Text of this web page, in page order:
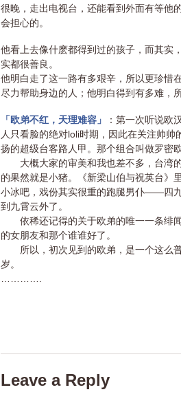
很晚，走出电视台，还能看到外面有等他
会担心的。
他看上去像什麽都得到过的孩子，而其实
实都很善良。
他明白走了这一路有多艰辛，所以更珍惜
尽力帮助身边的人；他明白得到有多难，
「欧弟不红，天理难容」
：第一次听说欧
人只看脸的绝对loli时期，因此在关注帅
扬的超级台客路人甲。那个组合叫做罗密
大概大家的审美和我也差不多，台湾的
的果然就是小猪。《新梁山伯与祝英台》
小冰吧，戏份其实很重的跑腿男仆——四
到九霄云外了。
依稀还记得的关于欧弟的唯一一条绯闻
的女朋友和那个谁谁好了。
所以，初次见到的欧弟，是一个这么普
岁。
Leave a Reply